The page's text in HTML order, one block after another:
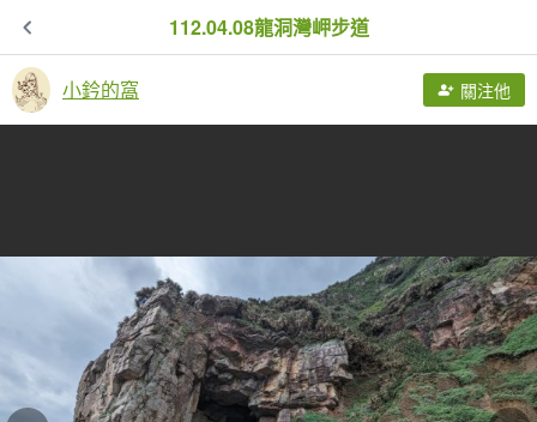
112.04.08龍洞灣岬步道
小鈐的窩 關注他